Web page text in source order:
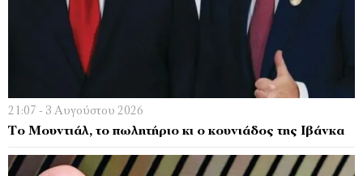
21:07 - 3 Αυγούστου 2026
Το Μουντιάλ, το πωλητήριο κι ο κουνιάδος της Ιβάνκα